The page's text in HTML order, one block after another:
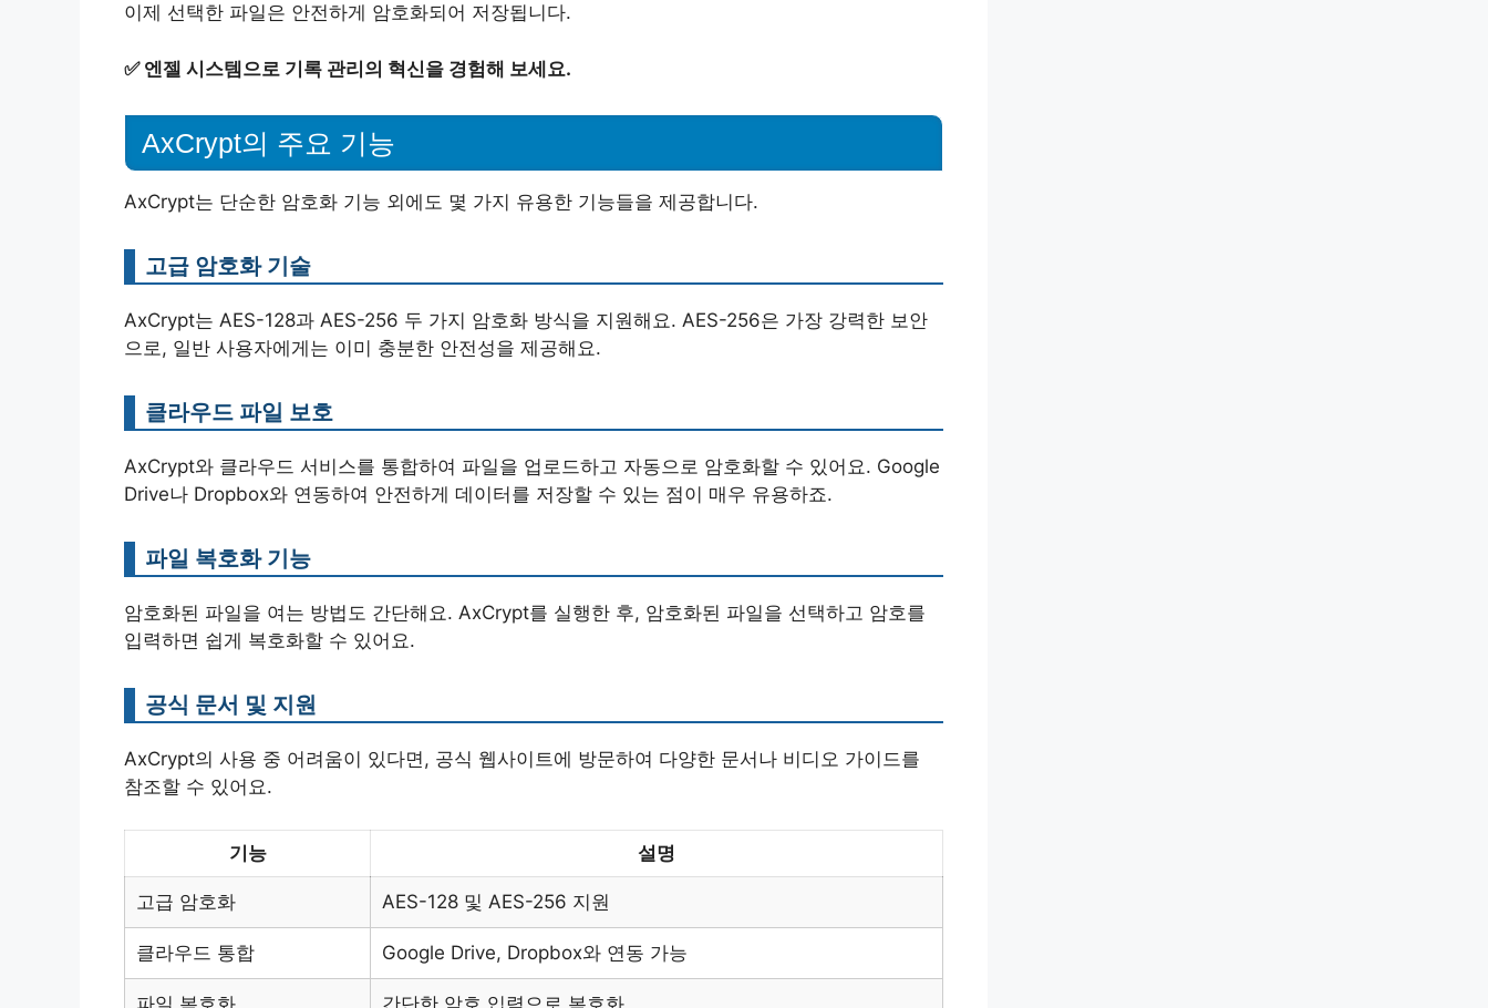
이제 선택한 파일은 안전하게 암호화되어 저장됩니다.
✅ 엔젤 시스템으로 기록 관리의 혁신을 경험해 보세요.
AxCrypt의 주요 기능
AxCrypt는 단순한 암호화 기능 외에도 몇 가지 유용한 기능들을 제공합니다.
고급 암호화 기술
AxCrypt는 AES-128과 AES-256 두 가지 암호화 방식을 지원해요. AES-256은 가장 강력한 보안
으로, 일반 사용자에게는 이미 충분한 안전성을 제공해요.
클라우드 파일 보호
AxCrypt와 클라우드 서비스를 통합하여 파일을 업로드하고 자동으로 암호화할 수 있어요. Google
Drive나 Dropbox와 연동하여 안전하게 데이터를 저장할 수 있는 점이 매우 유용하죠.
파일 복호화 기능
암호화된 파일을 여는 방법도 간단해요. AxCrypt를 실행한 후, 암호화된 파일을 선택하고 암호를
입력하면 쉽게 복호화할 수 있어요.
공식 문서 및 지원
AxCrypt의 사용 중 어려움이 있다면, 공식 웹사이트에 방문하여 다양한 문서나 비디오 가이드를
참조할 수 있어요.
기능 설명
고급 암호화 AES-128 및 AES-256 지원
클라우드 통합 Google Drive, Dropbox와 연동 가능
파일 복호화 간단한 암호 입력으로 복호화